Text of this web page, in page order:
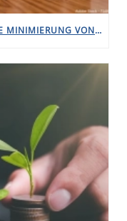
VON DER LOGISTIK LERNEN: WIE DIE MINIMIERUNG VON TRANSAKTIONSKOSTEN (UND UNNÖTIGEN BEWEGUNGEN) IHRE RENDITE STEIGERT